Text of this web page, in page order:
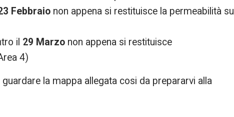
Febbraio non appena si restituisce la permeabilità su
il 29 Marzo non appena si restituisce
4)
la mappa allegata cosi da prepararvi alla